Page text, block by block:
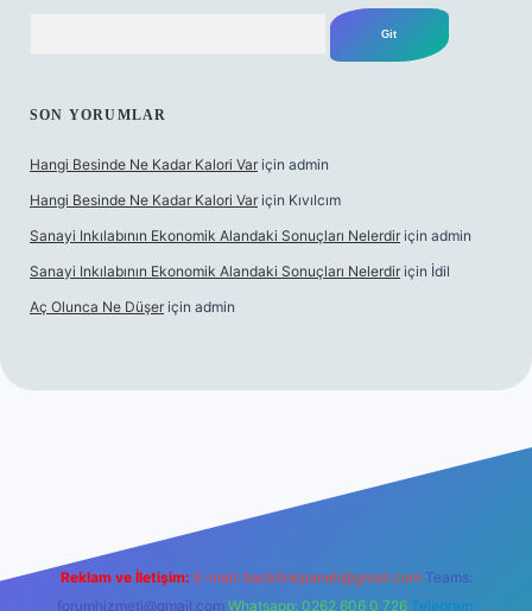
SON YORUMLAR
Hangi Besinde Ne Kadar Kalori Var için admin
Hangi Besinde Ne Kadar Kalori Var için Kıvılcım
Sanayi Inkılabının Ekonomik Alandaki Sonuçları Nelerdir için admin
Sanayi Inkılabının Ekonomik Alandaki Sonuçları Nelerdir için İdil
Aç Olunca Ne Düşer için admin
Reklam ve İletişim: E-mail: backlinkpaneli@gmail.com Teams:
forumhizmeti@gmail.com Whatsapp: 0262 606 0 726 Telegram: